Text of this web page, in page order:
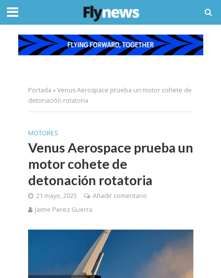
Portada »Venus Aerospace prueba un motor cohete de
detonación rotatoria
MOTORES
Venus Aerospace prueba un
motor cohete de
detonación rotatoria
21 mayo, 2025
Añadir comentario
Jaime Perez Guerra